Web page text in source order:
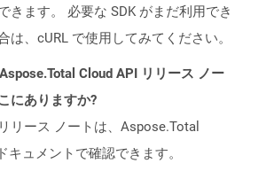
きます。 必要な SDK がまだ利用でき
は、cURL で使用してみてください。
Cloud API リリース ノー
にありますか?
リース ノートは、Aspose.Total
キュメントで確認できます。